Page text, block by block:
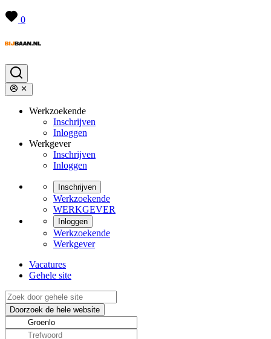
0
Werkzoekende
Inschrijven
Inloggen
Werkgever
Inschrijven
Inloggen
Inschrijven
Werkzoekende
WERKGEVER
Inloggen
Werkzoekende
Werkgever
Vacatures
Gehele site